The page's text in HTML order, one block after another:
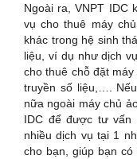
Ngoài ra, VNPT IDC
vụ cho thuê máy
khác trong hệ sinh
liệu, ví dụ như dịch
cho thuê chỗ đặt
truyền số liệu,….
nữa ngoài máy chủ
IDC để được tư vấn
nhiều dịch vụ tại 1
cho bạn, giúp bạn